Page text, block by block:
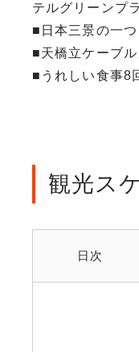
テルグリーンプ
■日本三景の一
■天橋立ケーブ
■うれしい食事8
観光ス
日次